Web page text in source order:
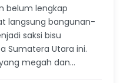
belum lengkap
langsung bangunan-
saksi bisu
Sumatera Utara ini.
megah dan…